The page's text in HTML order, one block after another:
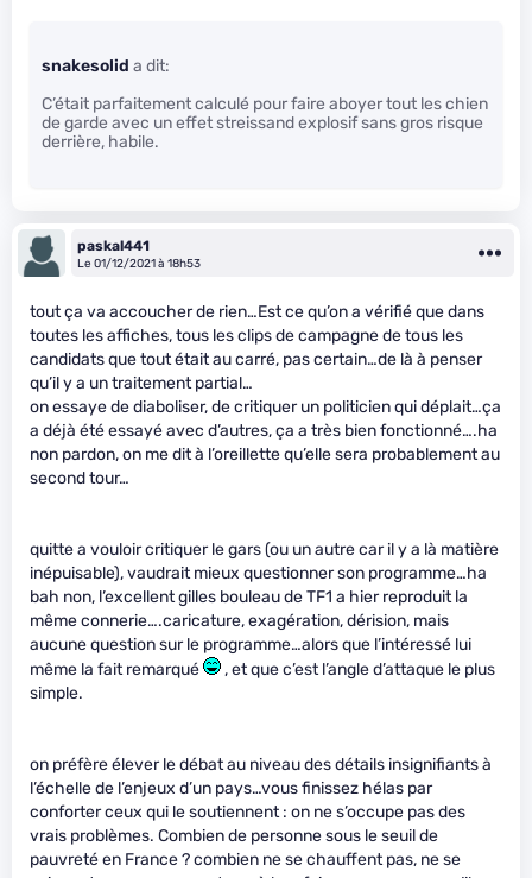
snakesolid a dit:
C’était parfaitement calculé pour faire aboyer tout les chien
de garde avec un effet streissand explosif sans gros risque
derrière, habile.
paskal441
Le 01/12/2021 à 18h53
tout ça va accoucher de rien…Est ce qu’on a vérifié que dans
toutes les affiches, tous les clips de campagne de tous les
candidats que tout était au carré, pas certain…de là à penser
qu’il y a un traitement partial…
on essaye de diaboliser, de critiquer un politicien qui déplait…ça
a déjà été essayé avec d’autres, ça a très bien fonctionné….ha
non pardon, on me dit à l’oreillette qu’elle sera probablement au
second tour…
quitte a vouloir critiquer le gars (ou un autre car il y a là matière
inépuisable), vaudrait mieux questionner son programme…ha
bah non, l’excellent gilles bouleau de TF1 a hier reproduit la
même connerie….caricature, exagération, dérision, mais
aucune question sur le programme…alors que l’intéressé lui
même la fait remarqué
, et que c’est l’angle d’attaque le plus
simple.
on préfère élever le débat au niveau des détails insignifiants à
l’échelle de l’enjeux d’un pays…vous finissez hélas par
conforter ceux qui le soutiennent : on ne s’occupe pas des
vrais problèmes. Combien de personne sous le seuil de
pauvreté en France ? combien ne se chauffent pas, ne se